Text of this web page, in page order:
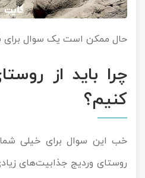
حال ممکن است یک سوال برای
چرا باید از
کنیم؟
خب این سوال برای خیلی
روستای وردیج جذابیت‌های